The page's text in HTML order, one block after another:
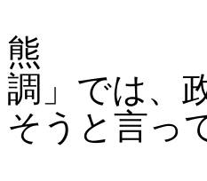
熊 マニフ
調」では、
そうと言っ